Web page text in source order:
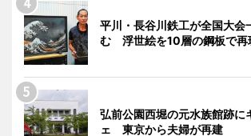
平川・長谷川鉄工が全国大会
む 浮世絵を10層の鋼板で再
弘前公園西堀の元水族館跡に
ェ 東京から夫婦が再建